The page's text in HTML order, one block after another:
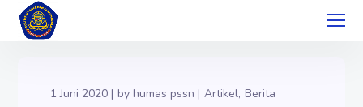
1 Juni 2020 by humas pssn Artikel Berita